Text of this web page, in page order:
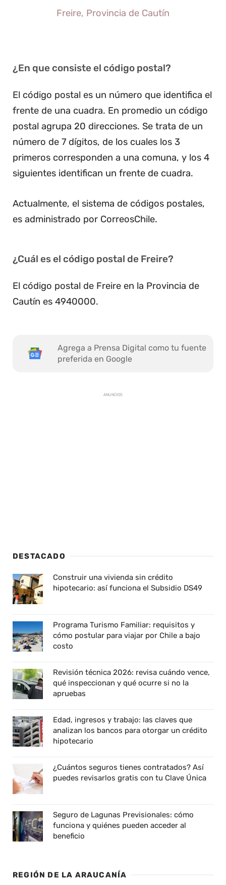
Freire, Provincia de Cautín
¿En que consiste el código postal?
El código postal es un número que identifica el
frente de una cuadra. En promedio un código
postal agrupa 20 direcciones. Se trata de un
número de 7 dígitos, de los cuales los 3
primeros corresponden a una comuna, y los 4
siguientes identifican un frente de cuadra.
Actualmente, el sistema de códigos postales,
es administrado por CorreosChile.
¿Cuál es el código postal de Freire?
El código postal de Freire en la Provincia de
Cautín es 4940000.
Agrega a Prensa Digital como tu fuente
preferida en Google
ANUNCIOS
DESTACADO
Construir una vivienda sin crédito
hipotecario: así funciona el Subsidio DS49
Programa Turismo Familiar: requisitos y
cómo postular para viajar por Chile a bajo
costo
Revisión técnica 2026: revisa cuándo vence,
qué inspeccionan y qué ocurre si no la
apruebas
Edad, ingresos y trabajo: las claves que
analizan los bancos para otorgar un crédito
hipotecario
¿Cuántos seguros tienes contratados? Así
puedes revisarlos gratis con tu Clave Única
Seguro de Lagunas Previsionales: cómo
funciona y quiénes pueden acceder al
beneficio
REGIÓN DE LA ARAUCANÍA